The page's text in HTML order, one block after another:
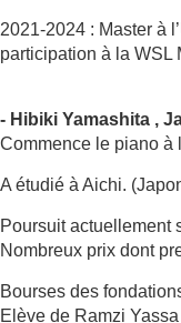
2021-2024 : Master à
participation à la WSL
- Hibiki Yamashita ,
Commence le piano à
A étudié à Aichi.
Poursuit actuellement
Nombreux prix dont
Bourses des
Elève de Ramzi